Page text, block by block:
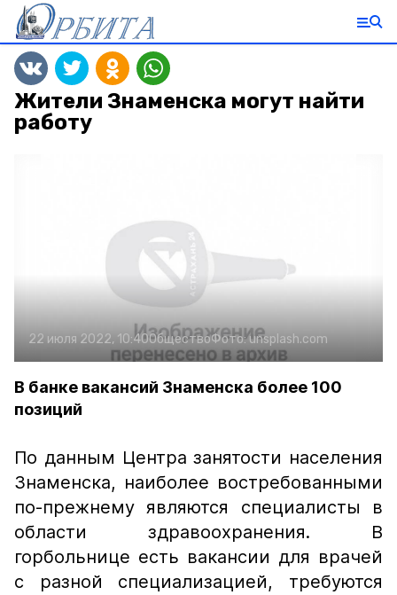
Жители Знаменска могут найти
работу
22 июля 2022, 10:40ОбществоФото:unsplash.com
В банке вакансий Знаменска более 100
позиций
По данным Центра занятости населения
Знаменска, наиболее востребованными
по-прежнему являются специалисты в
области здравоохранения. В
горбольнице есть вакансии для врачей
с разной специализацией, требуются